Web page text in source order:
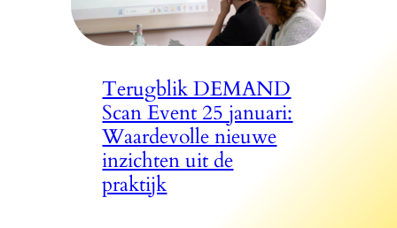
Terugblik DEMAND
Scan Event 25 januari:
Waardevolle nieuwe
inzichten uit de
praktijk